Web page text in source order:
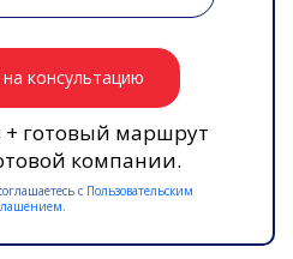
консультацию
готовый маршрут
компании.
с Пользовательским